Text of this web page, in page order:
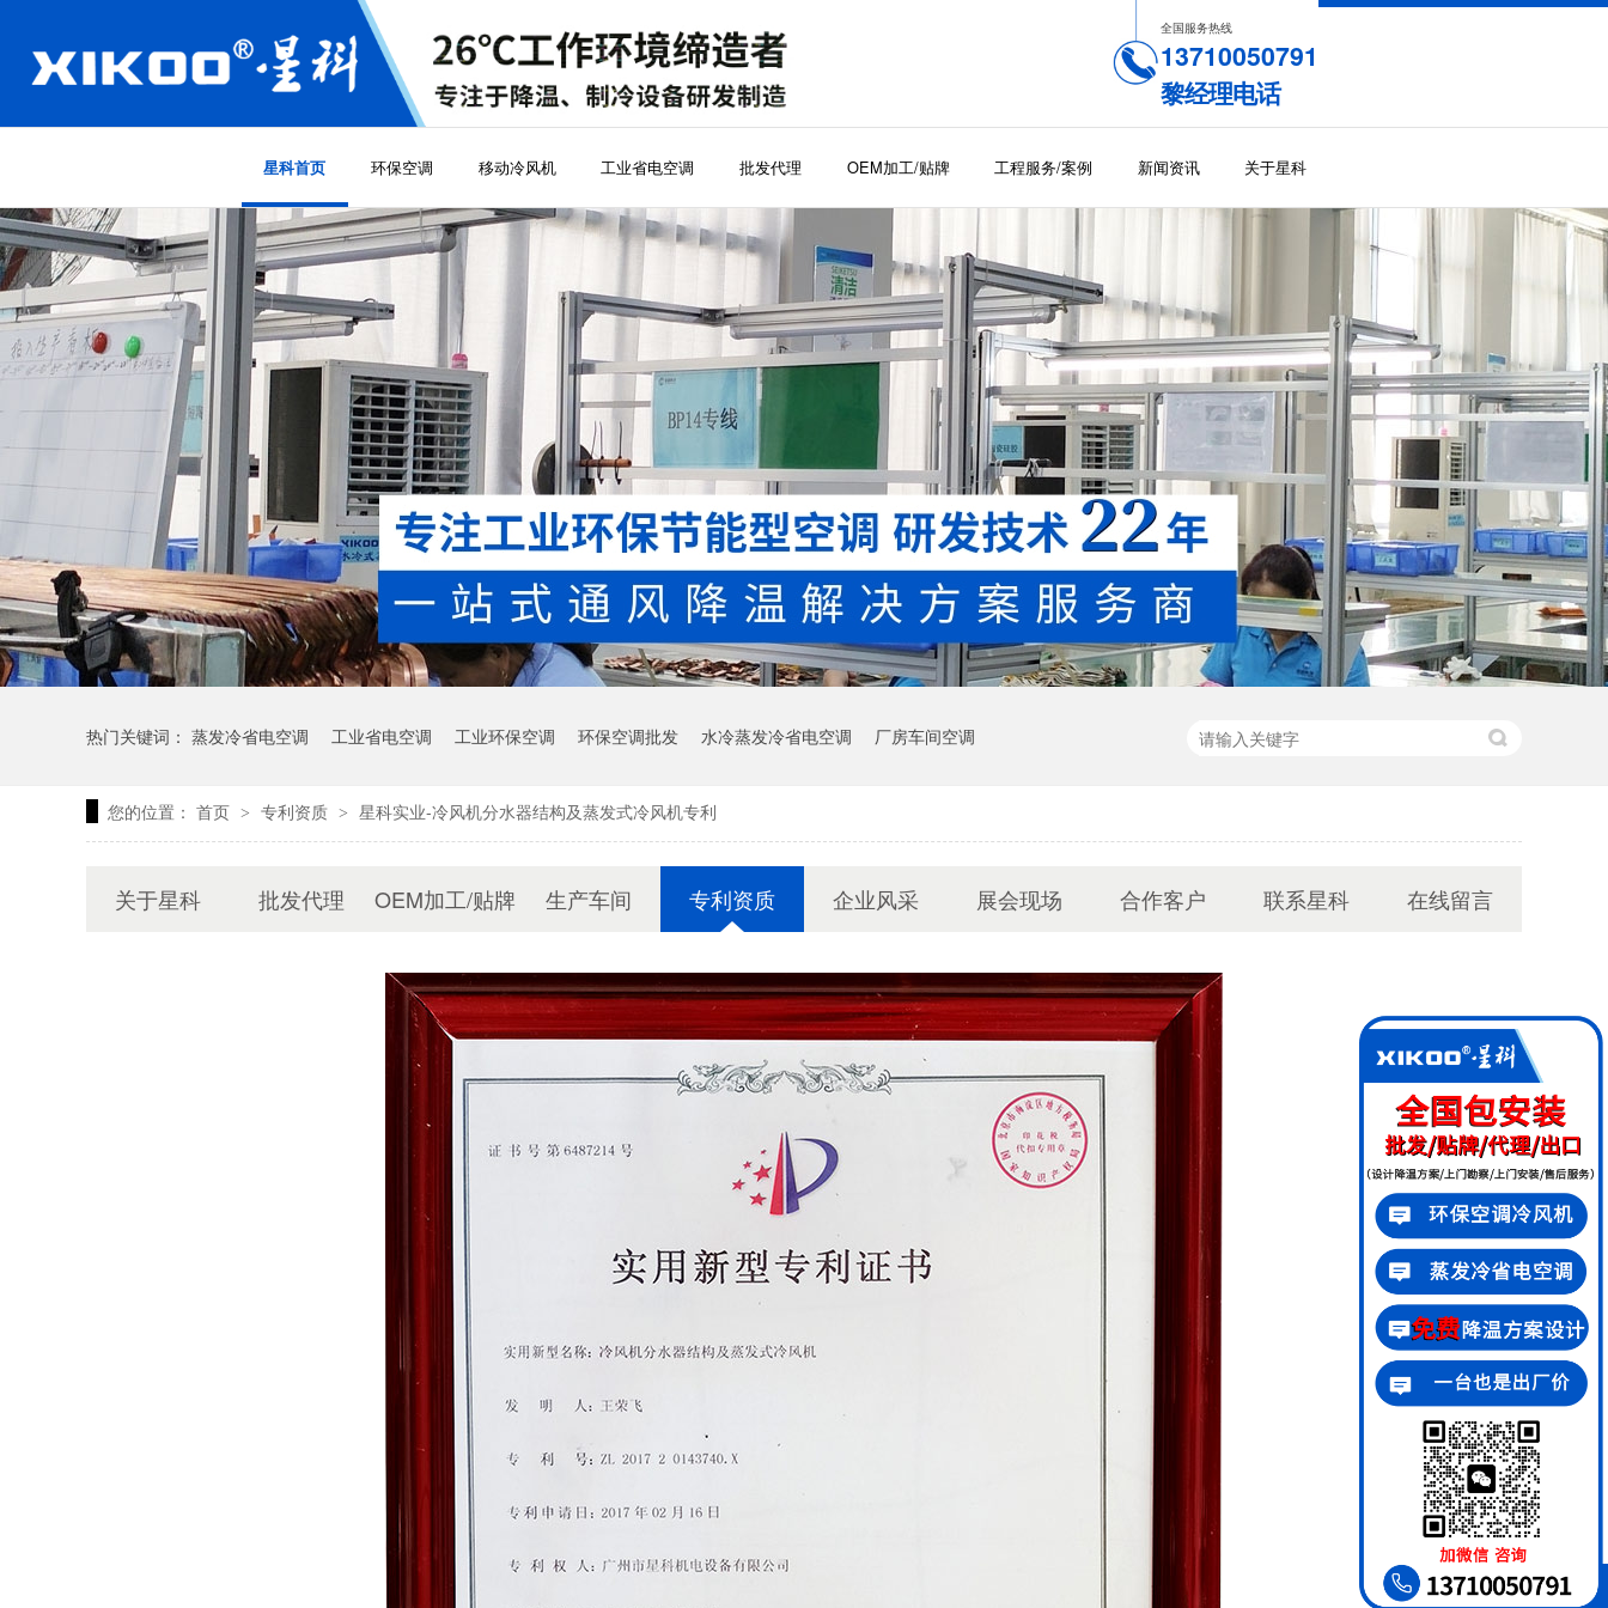
全国服务热线
13710050791
黎经理电话
星科首页 环保空调 移动冷风机 工业省电空调 批发代理 OEM加工/贴牌 工程服务/案例 新闻资讯 关于星科
热门关键词： 蒸发冷省电空调 工业省电空调 工业环保空调 环保空调批发 水冷蒸发冷省电空调 厂房车间空调
您的位置： 首页 > 专利资质 > 星科实业-冷风机分水器结构及蒸发式冷风机专利
关于星科 批发代理 OEM加工/贴牌 生产车间 专利资质 企业风采 展会现场 合作客户 联系星科 在线留言